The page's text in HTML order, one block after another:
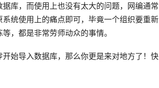
库，而使用上也没有太大的问题，网编通常
统使用上的痛点即可，毕竟一个组织要重新
，都是非常劳师动众的事情。
始导入数据库，那么你更是来对地方了！快